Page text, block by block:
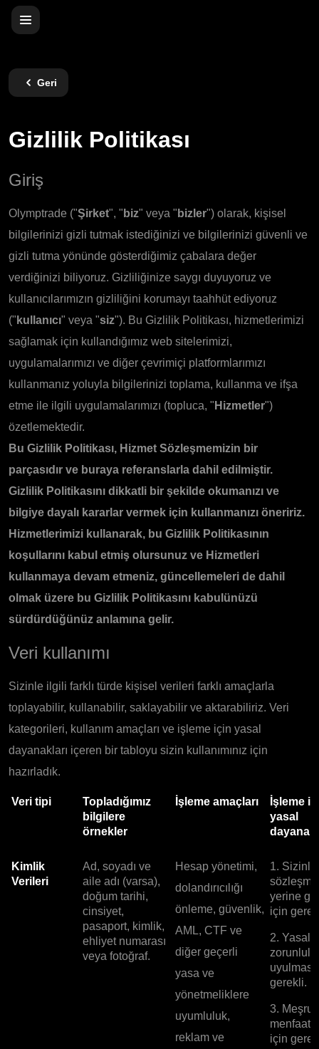
Geri
Gizlilik Politikası
Giriş
Olymptrade ("Şirket", " biz" veya " bizler") olarak, kişisel
bilgilerinizi gizli tutmak istediğinizi ve bilgilerinizi güvenli ve
gizli tutma yönünde gösterdiğimiz çabalara değer
verdiğinizi biliyoruz. Gizliliğinize saygı duyuyoruz ve
kullanıcılarımızın gizliliğini korumayı taahhüt ediyoruz
(" kullanıcı" veya "siz"). Bu Gizlilik Politikası, hizmetlerimizi
sağlamak için kullandığımız web sitelerimizi,
uygulamalarımızı ve diğer çevrimiçi platformlarımızı
kullanmanız yoluyla bilgilerinizi toplama, kullanma ve ifşa
etme ile ilgili uygulamalarımızı (topluca, " Hizmetler")
özetlemektedir.
Bu Gizlilik Politikası, Hizmet Sözleşmemizin bir
parçasıdır ve buraya referanslarla dahil edilmiştir.
Gizlilik Politikasını dikkatli bir şekilde okumanızı ve
bilgiye dayalı kararlar vermek için kullanmanızı öneririz.
Hizmetlerimizi kullanarak, bu Gizlilik Politikasının
koşullarını kabul etmiş olursunuz ve Hizmetleri
kullanmaya devam etmeniz, güncellemeleri de dahil
olmak üzere bu Gizlilik Politikasını kabulünüzü
sürdürdüğünüz anlamına gelir.
Veri kullanımı
Sizinle ilgili farklı türde kişisel verileri farklı amaçlarla
toplayabilir, kullanabilir, saklayabilir ve aktarabiliriz. Veri
kategorileri, kullanım amaçları ve işleme için yasal
dayanakları içeren bir tabloyu sizin kullanımınız için
hazırladık.
Veri tipi
Topladığımız
bilgilere
örnekler
İşleme amaçları
İşleme
yasal
Kimlik
Verileri
Ad, soyadı ve
aile adı (varsa),
doğum tarihi,
cinsiyet,
pasaport, kimlik,
ehliyet numarası
veya fotoğraf.
Hesap yönetimi,
dolandırıcılığı
önleme, güvenlik,
AML, CTF ve
diğer geçerli
yasa ve
yönetmeliklere
uyumluluk,
reklam ve
1.
yerine
için
2. Yasal
gerekli.
3. Meşru
için